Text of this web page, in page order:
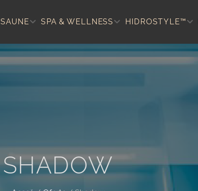
SAUNE SPA & WELLNESS HIDROSTYLE™
SHADOW